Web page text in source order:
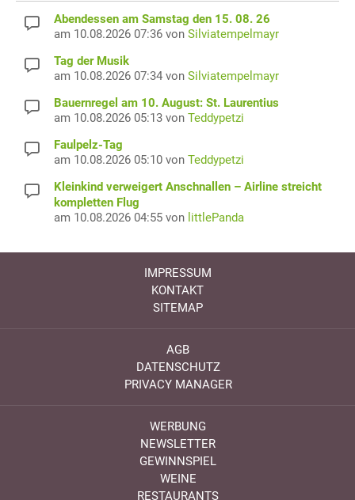
Abendessen am Samstag den 15. 08. 26
am 10.08.2026 07:36 von Silviatempelmayr
Tag der Musik
am 10.08.2026 07:34 von Silviatempelmayr
Bauernregel am 10. August: St. Laurentius
am 10.08.2026 05:13 von Teddypetzi
Faulpelz-Tag
am 10.08.2026 05:10 von Teddypetzi
Kleinkind verweigert Anschnallen – Airline streicht
kompletten Flug
am 10.08.2026 04:55 von littlePanda
IMPRESSUM
KONTAKT
SITEMAP
AGB
DATENSCHUTZ
PRIVACY MANAGER
WERBUNG
NEWSLETTER
GEWINNSPIEL
WEINE
RESTAURANTS